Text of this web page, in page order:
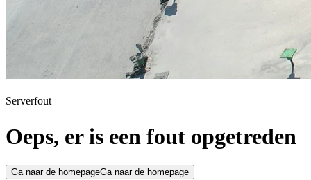
Serverfout
Oeps, er is een fout opgetreden
Ga naar de homepageGa naar de homepage